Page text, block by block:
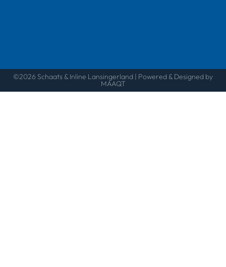
©2026 Schaats & Inline Lansingerland | Powered & Designed by
MAAQT